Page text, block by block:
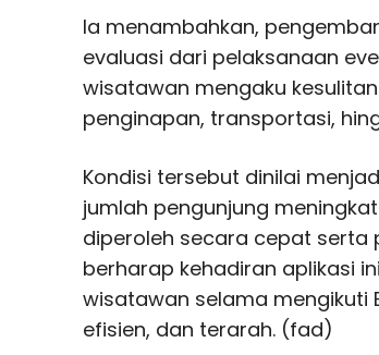
Ia menambahkan,
evaluasi dari pelaksanaan
wisatawan mengaku
penginapan, transportasi,
Kondisi tersebut dinilai
jumlah pengunjung
diperoleh secara cepat serta
berharap kehadiran aplikasi
wisatawan selama mengikuti
efisien, dan terarah. (fad)